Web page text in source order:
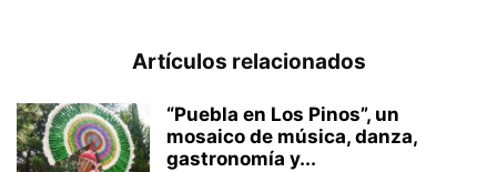
Artículos relacionados
“Puebla en Los Pinos”, un
mosaico de música, danza,
gastronomía y...